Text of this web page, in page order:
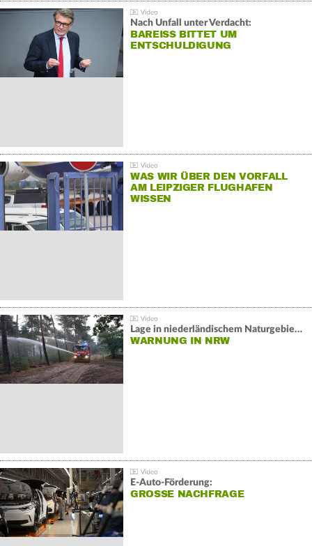
Nach Unfall unter Verdacht:
BAREISS BITTET UM E
NTSCHULDIGUNG
WAS WIR ÜBER DEN VORFALL
AM LEIPZIGER FLUGHAFEN
WISSEN
Lage in niederländischem Naturgebiet stabil
WARNUNG IN NRW
E-Auto-Förderung:
GROSSE NACHFRAGE